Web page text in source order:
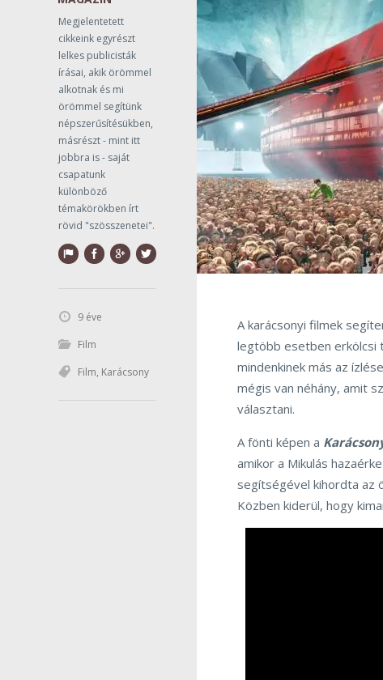
A karácsonyi filmek
legtöbb esetben erkölcsi
mindenkinek más az
mégis van néhány, amit
választani.
A fönti képen a
amikor a Mikulás
segítségével kihordta az
Közben kiderül, hogy
Megjelentetett
cikkeink egyrészt
lelkes publicisták
írásai, akik örömmel
alkotnak és mi
örömmel segítünk
népszerűsítésükben,
másrészt - mint itt
jobbra is - saját
csapatunk
különböző
témakörökben írt
rövid "szösszenetei".
9 éve
Film
Film, Karácsony